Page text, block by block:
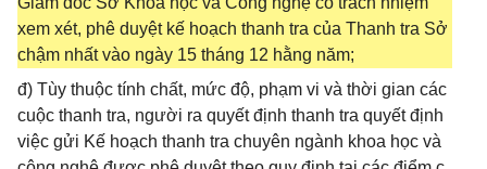
xem xét, phê duyệt kế hoạch thanh tra của Thanh tra Sở
chậm nhất vào ngày 15 tháng 12 hằng năm;
đ) Tùy thuộc tính chất, mức độ, phạm vi và thời gian các
cuộc thanh tra, người ra quyết định thanh tra quyết định
việc gửi Kế hoạch thanh tra chuyên ngành khoa học và